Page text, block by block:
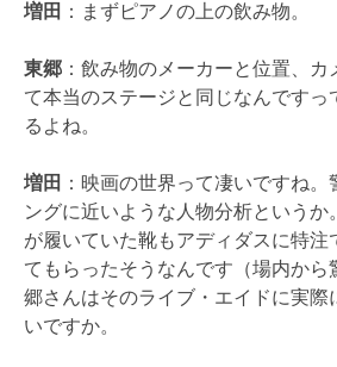
増田 ：まずピアノの上の飲み物。
東郷 ：飲み物のメーカーと位置、
て本当のステージと同じなんですっ
るよね。
増田 ：映画の世界って凄いですね。
ングに近いような人物分析というか
が履いていた靴もアディダスに特注
てもらったそうなんです（場内から
郷さんはそのライブ・エイドに実際
いですか。